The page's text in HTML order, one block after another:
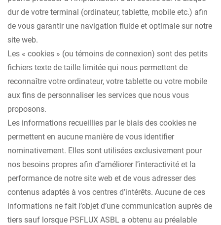
dur de votre terminal (ordinateur, tablette, mobile etc.) afin
de vous garantir une navigation fluide et optimale sur notre
site web.
Les « cookies » (ou témoins de connexion) sont des petits
fichiers texte de taille limitée qui nous permettent de
reconnaître votre ordinateur, votre tablette ou votre mobile
aux fins de personnaliser les services que nous vous
proposons.
Les informations recueillies par le biais des cookies ne
permettent en aucune manière de vous identifier
nominativement. Elles sont utilisées exclusivement pour
nos besoins propres afin d’améliorer l’interactivité et la
performance de notre site web et de vous adresser des
contenus adaptés à vos centres d’intérêts. Aucune de ces
informations ne fait l’objet d’une communication auprès de
tiers sauf lorsque PSFLUX ASBL a obtenu au préalable